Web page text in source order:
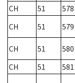
CH
51 578
CH
51 579
CH 51 580
CH
51 581